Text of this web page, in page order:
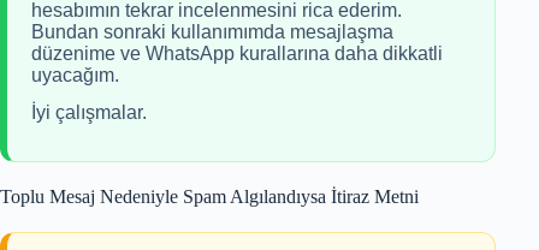
hesabımın tekrar incelenmesini rica ederim.
Bundan sonraki kullanımımda mesajlaşma
düzenime ve WhatsApp kurallarına daha dikkatli
uyacağım.
İyi çalışmalar.
Toplu Mesaj Nedeniyle Spam Algılandıysa İtiraz Metni